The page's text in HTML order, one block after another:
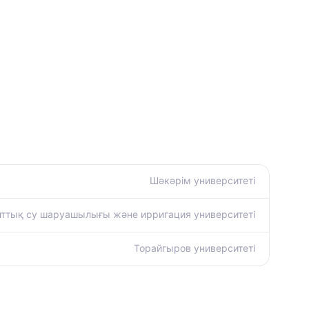
Шәкәрім университеті
су шаруашылығы және ирригация университеті
Торайгыров университеті